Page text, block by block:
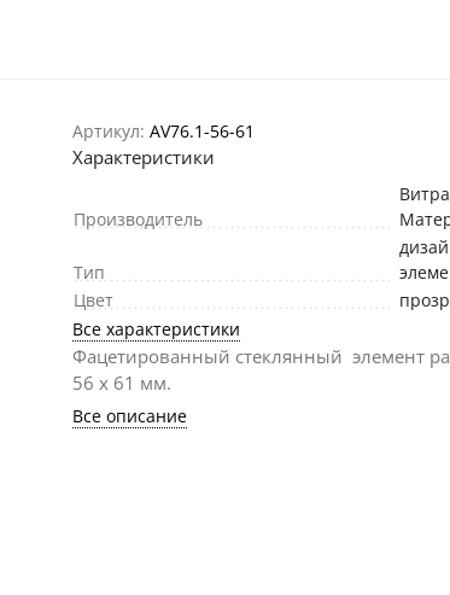
Артикул: AV76.1-56-61
Характеристики
Производитель
Тип
Цвет
Все характеристики
Фацетированный стеклянный элемент
56 х 61 мм.
Все описание